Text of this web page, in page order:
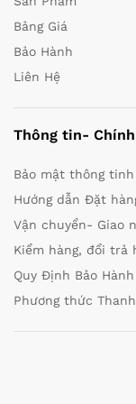
Bảng Giá
Bảo Hành
Liên Hệ
Thông tin-
Bảo mật thông tinh
Hướng dẫn Đặt
Vận chuyển- Giao
Kiểm hàng, đổi trả
Quy Định Bảo Hành
Phương thức